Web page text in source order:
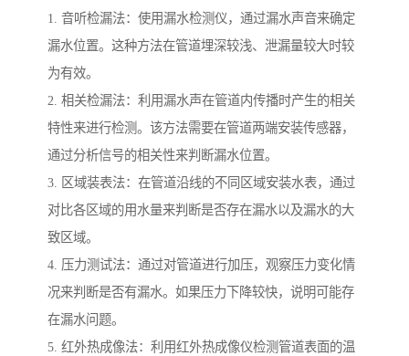
1. 音听检漏法：使用漏水检测仪，通过漏水声音来确定
漏水位置。这种方法在管道埋深较浅、泄漏量较大时较
为有效。
2. 相关检漏法：利用漏水声在管道内传播时产生的相关
特性来进行检测。该方法需要在管道两端安装传感器，
通过分析信号的相关性来判断漏水位置。
3. 区域装表法：在管道沿线的不同区域安装水表，通过
对比各区域的用水量来判断是否存在漏水以及漏水的大
致区域。
4. 压力测试法：通过对管道进行加压，观察压力变化情
况来判断是否有漏水。如果压力下降较快，说明可能存
在漏水问题。
5. 红外热成像法：利用红外热成像仪检测管道表面的温